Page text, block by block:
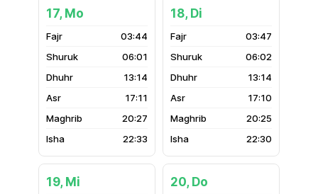
17, Mo
03:44
06:01
13:14
17:11
20:27
22:33
18, Di
03:47
06:02
13:14
17:10
20:25
22:30
19, Mi 20, Do